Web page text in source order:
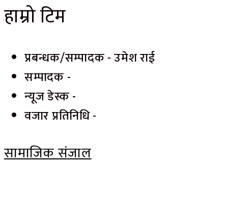
हाम्रो टिम
प्रबन्धक/सम्पादक - उमेश राई
सम्पादक -
न्यूज डेस्क -
वजार प्रतिनिधि -
सामाजिक संजाल